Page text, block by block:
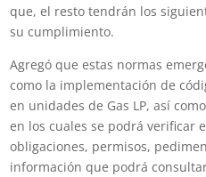
que, el resto tendrán los
su cumplimiento.
Agregó que estas normas
como la implementación de
en unidades de Gas LP, así
en los cuales se podrá verificar
obligaciones, permisos,
información que podrá